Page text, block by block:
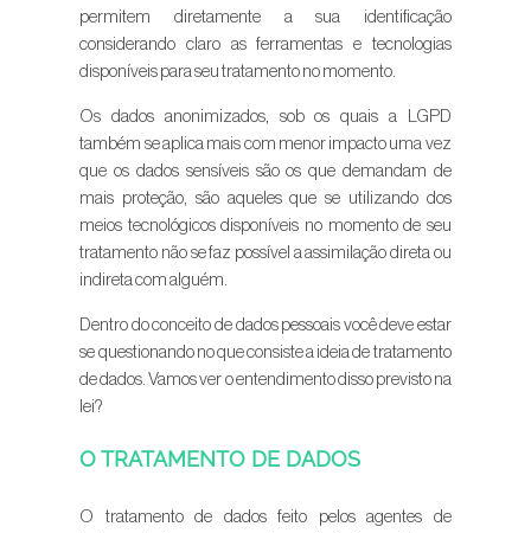
permitem diretamente a sua identificação
considerando claro as ferramentas e tecnologias
disponíveis para seu tratamento no momento.
Os dados anonimizados, sob os quais a LGPD
também se aplica mais com menor impacto uma vez
que os dados sensíveis são os que demandam de
mais proteção, são aqueles que se utilizando dos
meios tecnológicos disponíveis no momento de seu
tratamento não se faz possível a assimilação direta ou
indireta com alguém.
Dentro do conceito de dados pessoais você deve estar
se questionando no que consiste a ideia de tratamento
de dados. Vamos ver o entendimento disso previsto na
lei?
O TRATAMENTO DE DADOS
O tratamento de dados feito pelos agentes de